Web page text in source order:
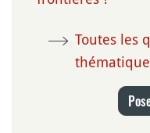
Toutes les
thématique